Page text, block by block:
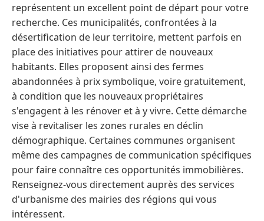
représentent un excellent point de départ pour votre
recherche. Ces municipalités, confrontées à la
désertification de leur territoire, mettent parfois en
place des initiatives pour attirer de nouveaux
habitants. Elles proposent ainsi des fermes
abandonnées à prix symbolique, voire gratuitement,
à condition que les nouveaux propriétaires
s'engagent à les rénover et à y vivre. Cette démarche
vise à revitaliser les zones rurales en déclin
démographique. Certaines communes organisent
même des campagnes de communication spécifiques
pour faire connaître ces opportunités immobilières.
Renseignez-vous directement auprès des services
d'urbanisme des mairies des régions qui vous
intéressent.